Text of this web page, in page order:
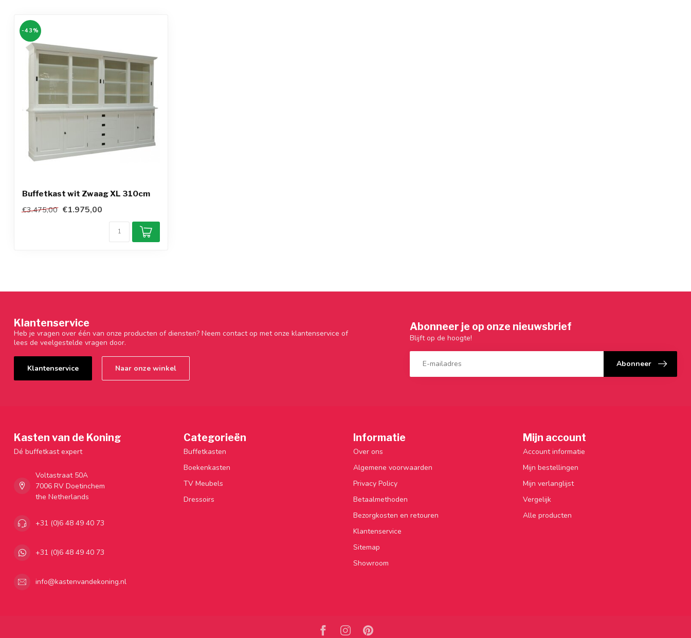
-43%
Buffetkast wit Zwaag XL 310cm
€3.475,00 €1.975,00
Klantenservice
Heb je vragen over één van onze producten of diensten? Neem contact op met onze klantenservice of
lees de veelgestelde vragen door.
Klantenservice Naar onze winkel
Abonneer je op onze nieuwsbrief
Blijft op de hoogte!
Abonneer
Kasten van de Koning
Dé buffetkast expert
Voltastraat 50A
7006 RV Doetinchem
the Netherlands
+31 (0)6 48 49 40 73
+31 (0)6 48 49 40 73
info@kastenvandekoning.nl
Categorieën
Buffetkasten
Boekenkasten
TV Meubels
Dressoirs
Informatie
Over ons
Algemene voorwaarden
Privacy Policy
Betaalmethoden
Bezorgkosten en retouren
Klantenservice
Sitemap
Showroom
Mijn account
Account informatie
Mijn bestellingen
Mijn verlanglijst
Vergelijk
Alle producten